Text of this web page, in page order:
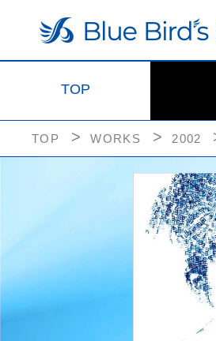
TOP
TOP WORKS 2002